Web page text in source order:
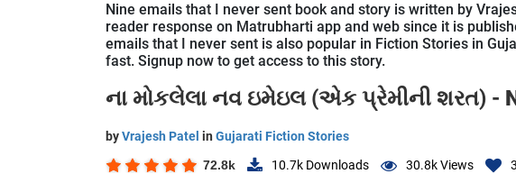
Nine emails that I never sent book and story is written by
reader response on Matrubharti app and web since it is
emails that I never sent is also popular in Fiction Stories in
fast. Signup now to get access to this story.
ના મોકલેલા નવ ઇમેઇલ (એક પ્રેમીની શરત) -
byVrajesh Patel in Gujarati Fiction Stories
72.8k 10.7k Downloads 30.8kViews 3